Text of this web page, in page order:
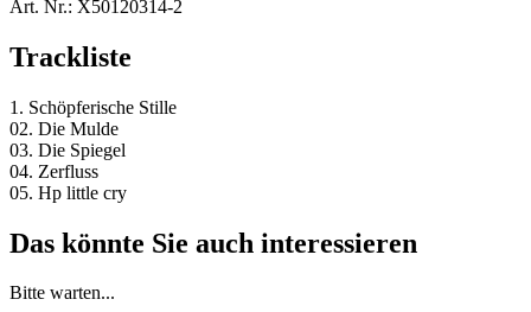
Art. Nr.: X50120314-2
Trackliste
1. Schöpferische Stille
02. Die Mulde
03. Die Spiegel
04. Zerfluss
05. Hp little cry
Das könnte Sie auch interessieren
Bitte warten...